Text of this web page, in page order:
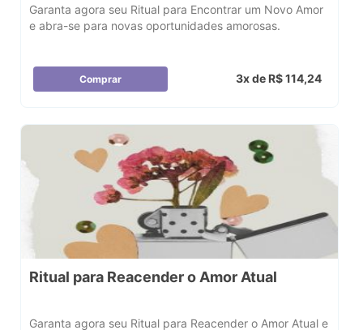
Garanta agora seu Ritual para Encontrar um Novo Amor
e abra-se para novas oportunidades amorosas.
Comprar 3x de R$ 114,24
Ritual para Reacender o Amor Atual
Garanta agora seu Ritual para Reacender o Amor Atual e